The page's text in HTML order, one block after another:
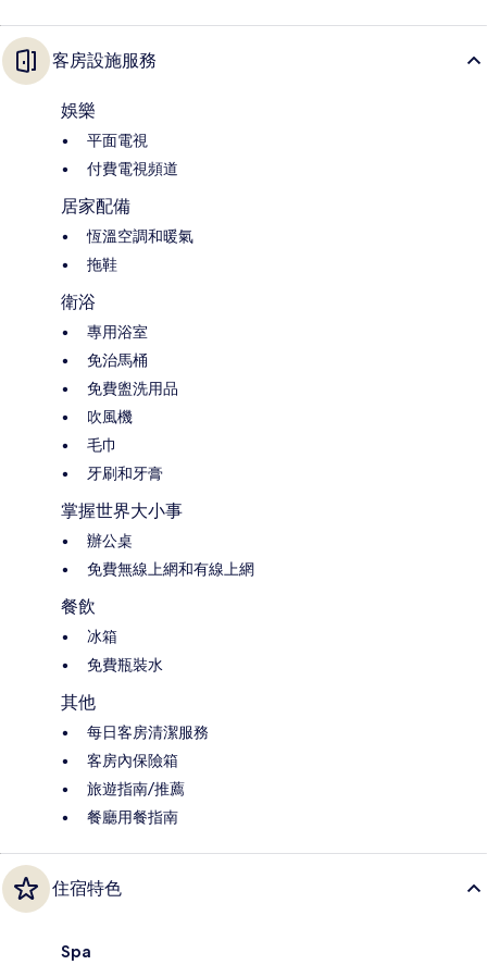
客房設施服務
娛樂
平面電視
付費電視頻道
居家配備
恆溫空調和暖氣
拖鞋
衛浴
專用浴室
免治馬桶
免費盥洗用品
吹風機
毛巾
牙刷和牙膏
掌握世界大小事
辦公桌
免費無線上網和有線上網
餐飲
冰箱
免費瓶裝水
其他
每日客房清潔服務
客房內保險箱
旅遊指南/推薦
餐廳用餐指南
住宿特色
Spa